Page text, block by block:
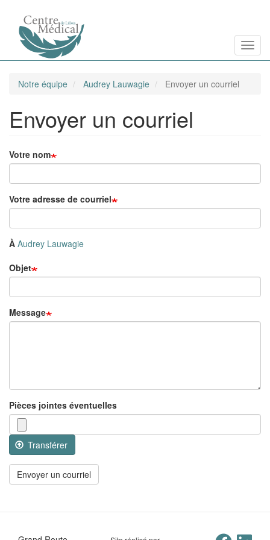
contenu
Notre équipe Audrey Lauwagie Envoyer un courriel
Envoyer un courriel
Votre nom
Votre adresse de courriel
À Audrey Lauwagie
Objet
Message
Pièces jointes éventuelles
Transférer
Envoyer un courriel